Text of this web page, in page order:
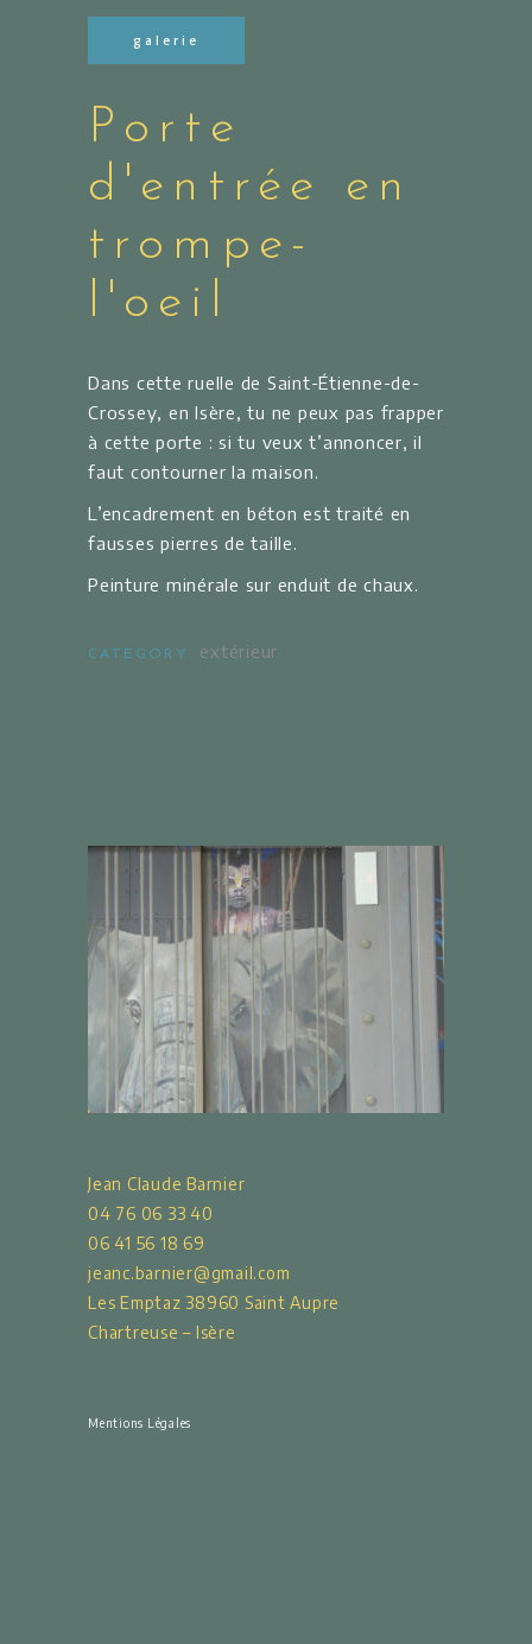
galerie
Porte
d'entrée en
trompe-
l'oeil
Dans cette ruelle de Saint-Étienne-de-
Crossey, en Isère, tu ne peux pas frapper
à cette porte : si tu veux t’annoncer, il
faut contourner la maison.
L’encadrement en béton est traité en
fausses pierres de taille.
Peinture minérale sur enduit de chaux.
CATEGORY: extérieur
Jean Claude Barnier
04 76 06 33 40
06 41 56 18 69
jeanc.barnier@gmail.com
Les Emptaz 38960 Saint Aupre
Chartreuse – Isère
Mentions Légales